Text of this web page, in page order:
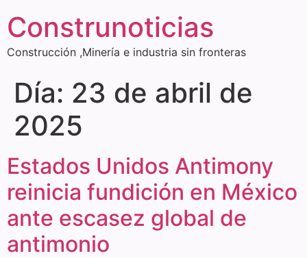
Construnoticias
Construcción ,Minería e industria sin fronteras
Día: 23 de abril de
2025
Estados Unidos Antimony
reinicia fundición en México
ante escasez global de
antimonio